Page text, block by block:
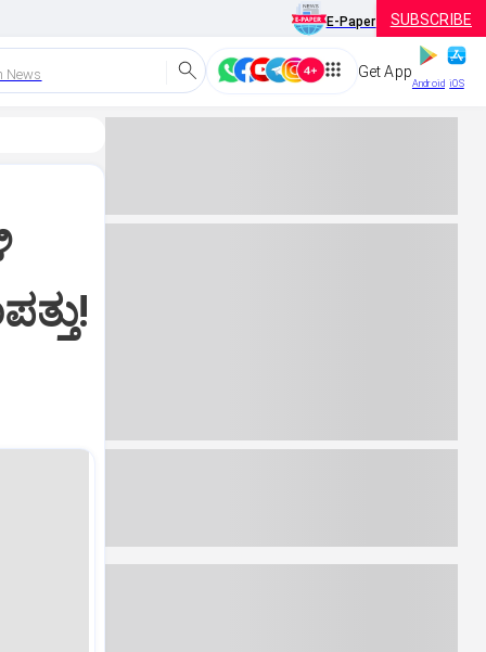
E-Paper SUBSCRIBE
News Get App
Android iOS